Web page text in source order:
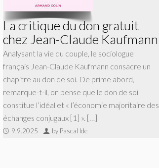
La critique du don gratuit
chez Jean-Claude Kaufmann
Analysant la vie du couple, le sociologue
français Jean-Claude Kaufmann consacre un
chapitre au don de soi. De prime abord,
remarque-t-il, on pense que le don de soi
constitue l’idéal et « l’économie majoritaire des
échanges conjugaux [1] ». […]
9.9.2025 by Pascal Ide